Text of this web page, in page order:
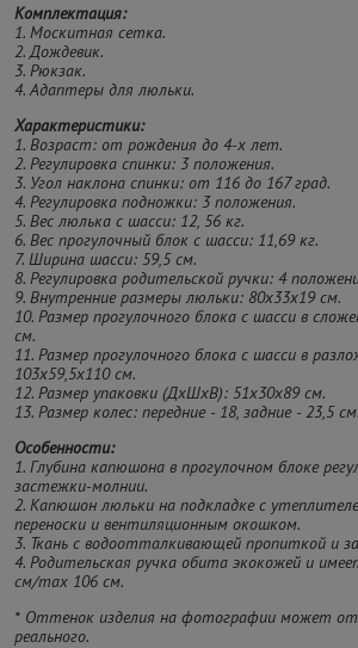
Комплектация:
1. Москитная сетка.
2. Дождевик.
3. Рюкзак.
4. Адаптеры для люльки.
Характеристики:
1. Возраст: от рождения до 4-х лет.
2. Регулировка спинки: 3 положения.
3. Угол наклона спинки: от 116 до 167 град.
4. Регулировка подножки: 3 положения.
5. Вес люлька с шасси: 12, 56 кг.
6. Вес прогулочный блок с шасси: 11,69 кг.
7. Ширина шасси: 59,5 см.
8. Регулировка родительской ручки: 4
9. Внутренние размеры люльки: 80х33х19 см.
10. Размер прогулочного блока с шасси в
см.
11. Размер прогулочного блока с шасси в
103х59,5х110 см.
12. Размер упаковки (ДхШхВ): 51х30х89 см.
13. Размер колес: передние - 18, задние - 23,5 см.
Особенности:
1. Глубина капюшона в прогулочном блоке
застежки-молнии.
2. Капюшон люльки на подкладке с
переноски и вентиляционным окошком.
3. Ткань с водоотталкивающей пропиткой и
4. Родительская ручка обита экокожей и
см/max 106 см.
* Оттенок изделия на фотографии может
реального.